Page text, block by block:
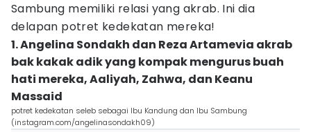
Sambung memiliki relasi yang akrab. Ini dia
delapan potret kedekatan mereka!
1. Angelina Sondakh dan Reza Artamevia akrab
bak kakak adik yang kompak mengurus buah
hati mereka, Aaliyah, Zahwa, dan Keanu
Massaid
potret kedekatan seleb sebagai Ibu Kandung dan Ibu Sambung
(instagram.com/angelinasondakh09)